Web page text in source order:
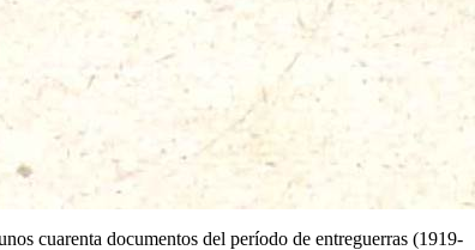
cuarenta documentos del período de entreguerras (1919-